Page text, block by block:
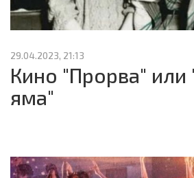
29.04.2023, 21:13
Кино "Прорва"
яма"